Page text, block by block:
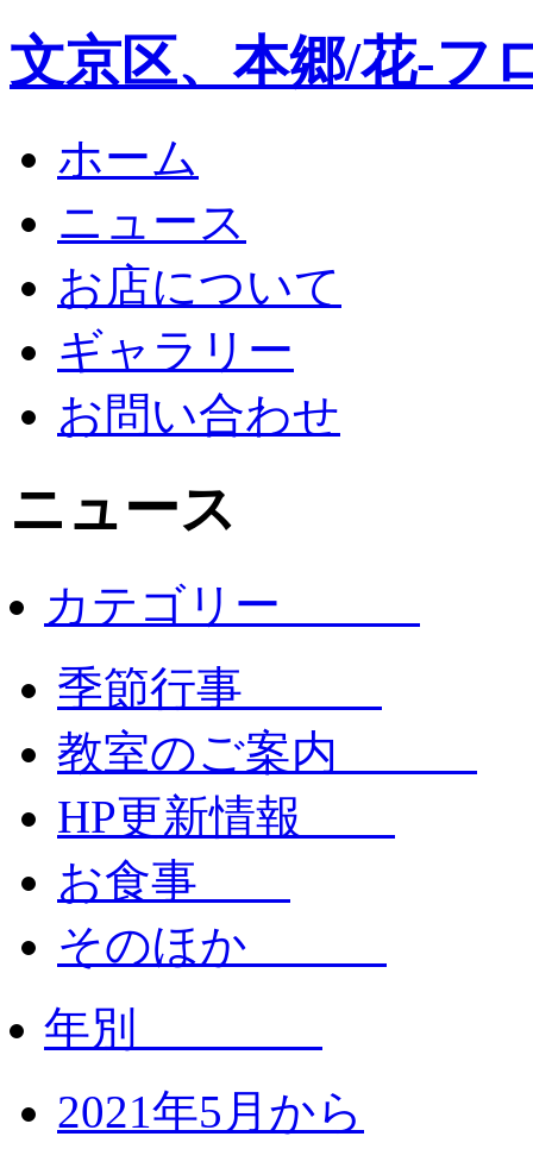
文京区、本郷/花-フ
ホーム
ニュース
お店について
ギャラリー
お問い合わせ
ニュース
カテゴリー
季節行事
教室のご案内
HP更新情報
お食事
そのほか
年別
2021年5月から